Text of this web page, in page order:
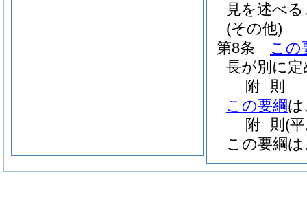
見を述べ
(その他)
第8条
この
長が別に
附 則
この要綱は
附 則 (
この要綱